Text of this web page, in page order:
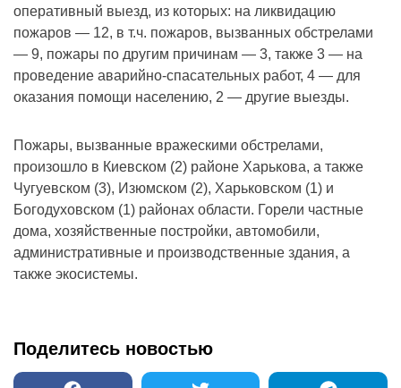
оперативный выезд, из которых: на ликвидацию
пожаров — 12, в т.ч. пожаров, вызванных обстрелами
— 9, пожары по другим причинам — 3, также 3 — на
проведение аварийно-спасательных работ, 4 — для
оказания помощи населению, 2 — другие выезды.
Пожары, вызванные вражескими обстрелами,
произошло в Киевском (2) районе Харькова, а также
Чугуевском (3), Изюмском (2), Харьковском (1) и
Богодуховском (1) районах области. Горели частные
дома, хозяйственные постройки, автомобили,
административные и производственные здания, а
также экосистемы.
Поделитесь новостью